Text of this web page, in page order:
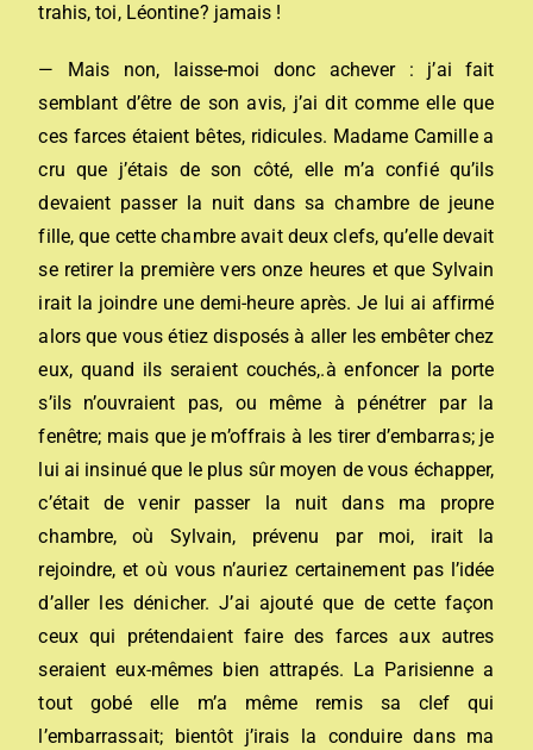
trahis, toi, Léontine? jamais !
— Mais non, laisse-moi donc achever : j’ai fait
semblant d’être de son avis, j’ai dit comme elle que
ces farces étaient bêtes, ridicules. Madame Camille a
cru que j’étais de son côté, elle m’a confié qu’ils
devaient passer la nuit dans sa chambre de jeune
fille, que cette chambre avait deux clefs, qu’elle devait
se retirer la première vers onze heures et que Sylvain
irait la joindre une demi-heure après. Je lui ai affirmé
alors que vous étiez disposés à aller les embêter chez
eux, quand ils seraient couchés,.à enfoncer la porte
s’ils n’ouvraient pas, ou même à pénétrer par la
fenêtre; mais que je m’offrais à les tirer d’embarras; je
lui ai insinué que le plus sûr moyen de vous échapper,
c’était de venir passer la nuit dans ma propre
chambre, où Sylvain, prévenu par moi, irait la
rejoindre, et où vous n’auriez certainement pas l’idée
d’aller les dénicher. J’ai ajouté que de cette façon
ceux qui prétendaient faire des farces aux autres
seraient eux-mêmes bien attrapés. La Parisienne a
tout gobé elle m’a même remis sa clef qui
l’embarrassait; bientôt j’irais la conduire dans ma